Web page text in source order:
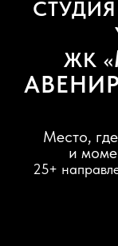
ЖК «
АВЕНИР
Место,
и
25+